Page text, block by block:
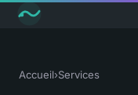
Accueil›Services